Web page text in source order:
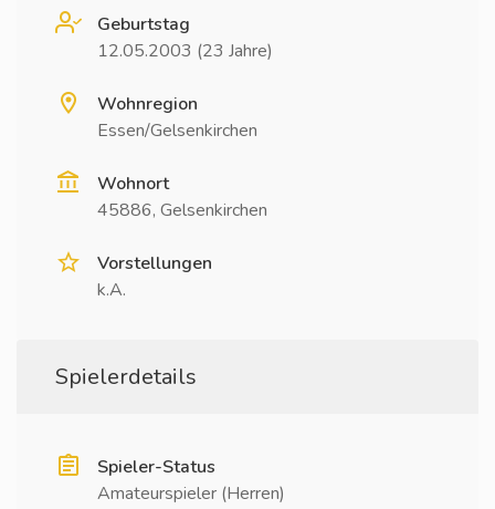
Geburtstag
12.05.2003 (23 Jahre)
Wohnregion
Essen/Gelsenkirchen
Wohnort
45886, Gelsenkirchen
Vorstellungen
k.A.
Spielerdetails
Spieler-Status
Amateurspieler (Herren)